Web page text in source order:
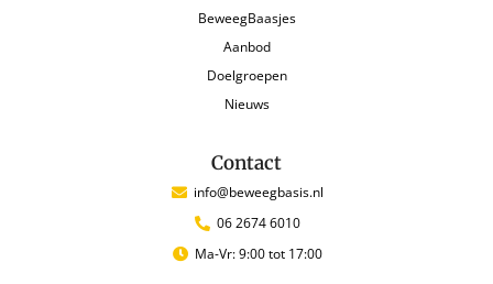
BeweegBaasjes
Aanbod
Doelgroepen
Nieuws
Contact
info@beweegbasis.nl
06 2674 6010
Ma-Vr: 9:00 tot 17:00